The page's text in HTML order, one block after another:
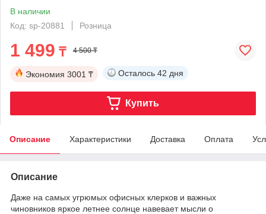
В наличии
Код: sp-20881
Розница
1 499 ₸ 4 500 ₸
Экономия 3001 ₸ Осталось 42 дня
Купить
Описание Характеристики Доставка Оплата
Описание
Даже на самых угрюмых офисных клерков и важных
чиновников яркое летнее солнце навевает мысли о